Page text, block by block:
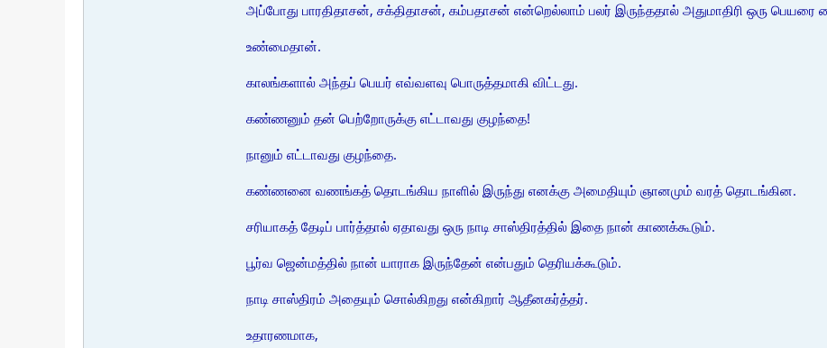
அப்போது பாரதிதாசன், சக்திதாசன், கம்பதாசன் என்றெல்லாம் பலர் இருந்ததால் அதுமாதிரி ஒரு
உண்மைதான்.
காலங்களால் அந்தப் பெயர் எவ்வளவு பொருத்தமாகி விட்டது.
கண்ணனும் தன் பெற்றோருக்கு எட்டாவது குழந்தை!
நானும் எட்டாவது குழந்தை.
கண்ணனை வணங்கத் தொடங்கிய நாளில் இருந்து எனக்கு அமைதியும் ஞானமும் வரத் தொடங்கின.
சரியாகத் தேடிப் பார்த்தால் ஏதாவது ஒரு நாடி சாஸ்திரத்தில் இதை நான் காணக்கூடும்.
பூர்வ ஜென்மத்தில் நான் யாராக இருந்தேன் என்பதும் தெரியக்கூடும்.
நாடி சாஸ்திரம் அதையும் சொல்கிறது என்கிறார் ஆதீனகர்த்தர்.
உதாரணமாக,